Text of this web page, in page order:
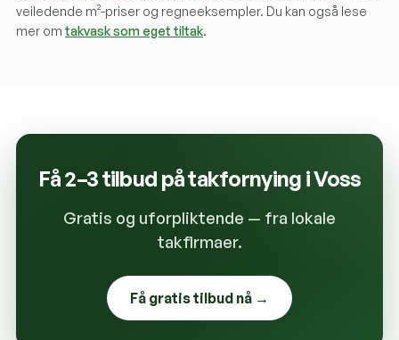
veiledende m²-priser og regneeksempler. Du kan også lese
mer om takvask som eget tiltak.
Få 2–3 tilbud på takfornying iVoss
Gratis og uforpliktende — fra lokale
takfirmaer.
Få gratis tilbud nå →